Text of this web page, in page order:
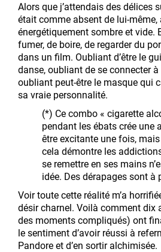
Alors que j’attendais des délices
était comme absent de lui-même,
énergétiquement sombre et vide.
fumer, de boire, de regarder du
dans un film. Oubliant d’être le
danse, oubliant de se connecter
oubliant peut-être le masque qui
sa vraie personnalité.
(*) Ce combo « cigarette
pendant les ébats crée une
être excitante une fois,
cela démontre les
se remettre en ses mains
idée. Des dérapages sont à
Voir toute cette réalité m’a
désir charnel. Voilà comment dix
des moments compliqués) ont
le sentiment d’avoir réussi à
Pandore et d’en sortir alchimisée.